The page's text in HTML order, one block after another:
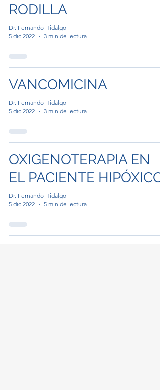
RODILLA
Dr. Fernando Hidalgo
5 dic 2022
3 min de lectura
VANCOMICINA
Dr. Fernando Hidalgo
5 dic 2022
3 min de lectura
OXIGENOTERAPIA EN
EL PACIENTE HIPÓXICO
Dr. Fernando Hidalgo
5 dic 2022
5 min de lectura